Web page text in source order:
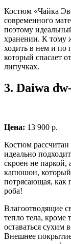
Костюм «Чайка
современного
поэтому
хранении. К тому
ходить в нем и по
который спасает
липучках.
3. Daiwa
Цена: 13 900 р.
Костюм рассчитан
идеально
скроен не
капюшон, который
потрясающая, как
роба!
Влагоотводящие
тепло тела,
оставаться сухим
Внешнее